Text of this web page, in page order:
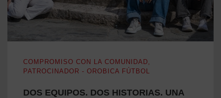
COMPROMISO CON LA COMUNIDAD
PATROCINADOR - OROBICA FÚTBOL
DOS EQUIPOS. DOS HISTORIAS. UNA